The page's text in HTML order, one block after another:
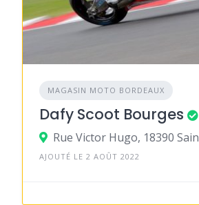
MAGASIN MOTO BORDEAUX
Dafy Scoot Bourges
AJOUTÉ LE 2 AOÛT 2022